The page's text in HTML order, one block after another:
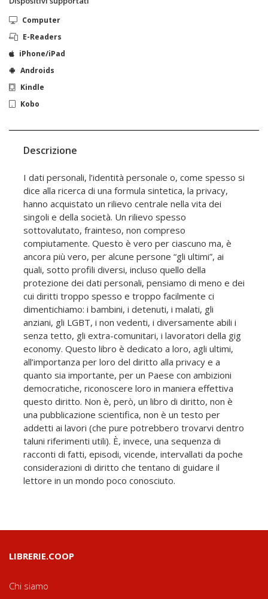
Computer
E-Readers
iPhone/iPad
Androids
Kindle
Kobo
Descrizione
I dati personali, l’identità personale o, come spesso si
dice alla ricerca di una formula sintetica, la privacy,
hanno acquistato un rilievo centrale nella vita dei
singoli e della società. Un rilievo spesso
sottovalutato, frainteso, non compreso
compiutamente. Questo è vero per ciascuno ma, è
ancora più vero, per alcune persone “gli ultimi”, ai
quali, sotto profili diversi, incluso quello della
protezione dei dati personali, pensiamo di meno e dei
cui diritti troppo spesso e troppo facilmente ci
dimentichiamo: i bambini, i detenuti, i malati, gli
anziani, gli LGBT, i non vedenti, i diversamente abili i
senza tetto, gli extra-comunitari, i lavoratori della gig
economy. Questo libro è dedicato a loro, agli ultimi,
all’importanza per loro del diritto alla privacy e a
quanto sia importante, per un Paese con ambizioni
democratiche, riconoscere loro in maniera effettiva
questo diritto. Non è, però, un libro di diritto, non è
una pubblicazione scientifica, non è un testo per
addetti ai lavori (che pure potrebbero trovarvi dentro
taluni riferimenti utili). È, invece, una sequenza di
racconti di fatti, episodi, vicende, intervallati da poche
considerazioni di diritto che tentano di guidare il
lettore in un mondo poco conosciuto.
LIBRERIE.COOP
Chi siamo